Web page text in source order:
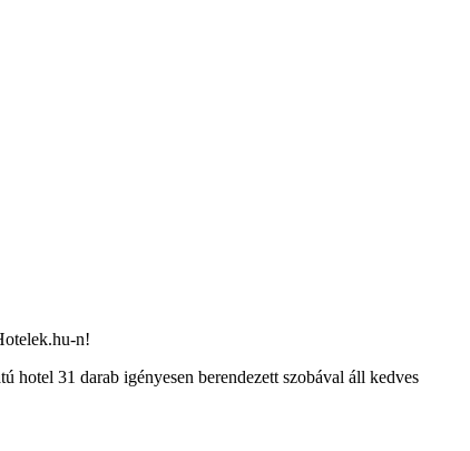
n!
hotel 31 darab igényesen berendezett szobával áll kedves